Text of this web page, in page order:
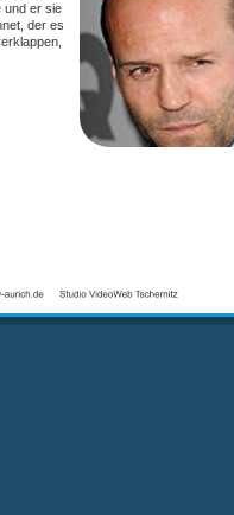
und er sie
der es